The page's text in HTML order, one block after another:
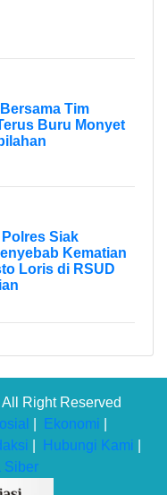
Tim
Buru Monyet
Siak
Kematian
Loris di RSUD
Right Reserved
Ekonomi
Hubungi Kami
Siber